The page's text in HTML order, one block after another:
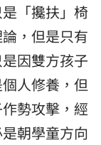
「攙扶」椅
，但是只有
因雙方孩子
人修養，但
勢攻擊，經
朝學童方向